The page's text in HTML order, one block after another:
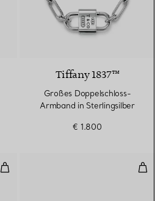
Tiffany 1837™
Großes Doppelschloss-
Armband in Sterlingsilber
€ 1.800
Zweireihiger, aufklappbarer